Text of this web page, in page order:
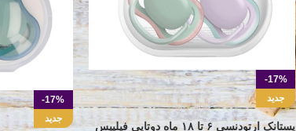
-17%
جدید
پستانک ارتودنسی ۶ تا ۱۸ ماه دوتایی فیلیپس
-17%
جدید